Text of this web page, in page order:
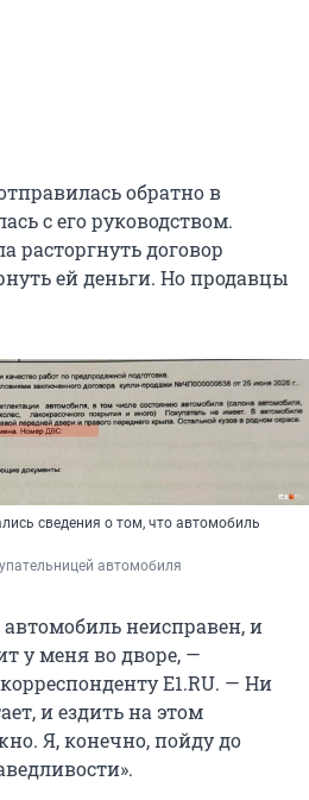
обратно в
с его руководством.
расторгнуть договор
ей деньги. Но продавцы
сведения о том, что автомобиль
автомобиля
неисправен, и
у меня во дворе, —
E1.RU. — Ни
и ездить на этом
Я, конечно, пойду до